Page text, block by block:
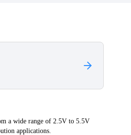
a wide range of 2.5V to 5.5V
applications.